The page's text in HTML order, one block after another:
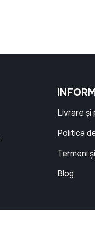
Livrare și
Politica
Termeni
Blog